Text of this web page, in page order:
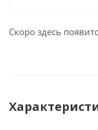
Скоро здесь